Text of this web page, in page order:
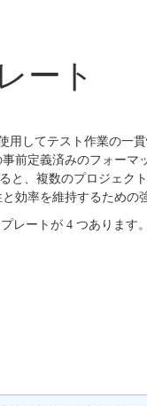
ート
用してテスト作業の一
前定義済みのフォーマ
と、複数のプロジェク
効率を維持するための
レートが 4 つあります